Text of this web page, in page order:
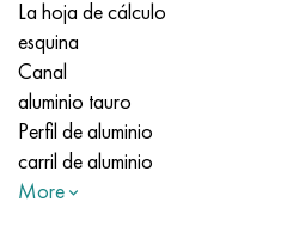
La hoja de cálculo
esquina
Canal
aluminio tauro
Perfil de aluminio
carril de aluminio
More